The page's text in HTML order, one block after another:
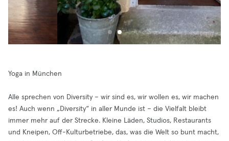
Yoga in München
Alle sprechen von Diversity – wir sind es, wir wollen es, wir machen
es! Auch wenn „Diversity“ in aller Munde ist – die Vielfalt bleibt
immer mehr auf der Strecke. Kleine Läden, Studios, Restaurants
und Kneipen, Off-Kulturbetriebe, das, was die Welt so bunt macht,